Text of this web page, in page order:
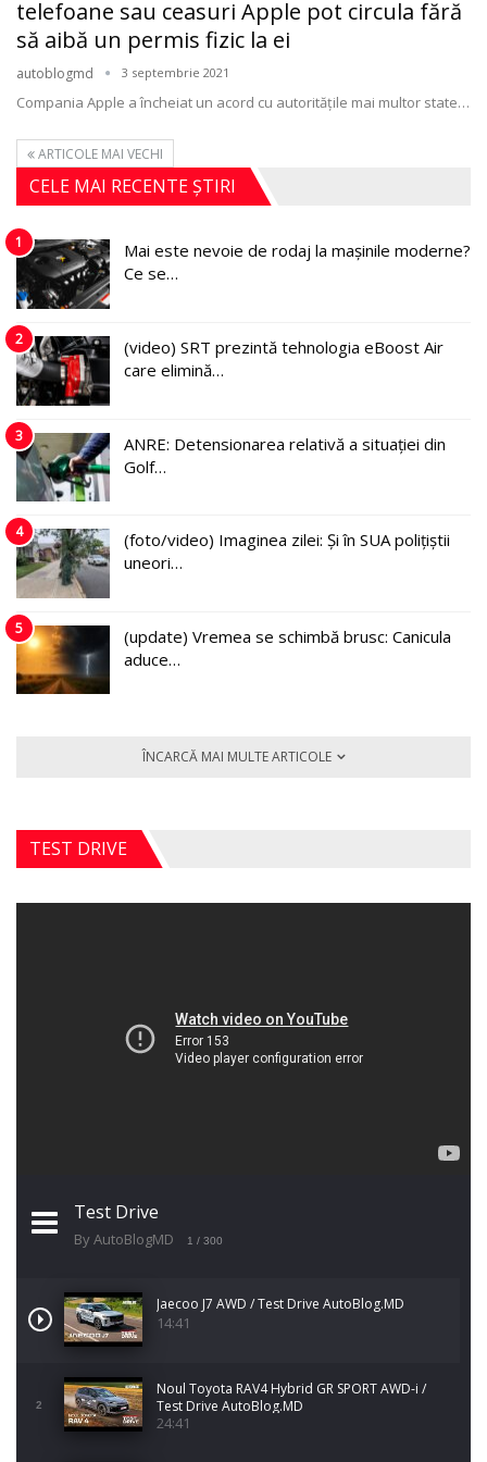
telefoane sau ceasuri Apple pot circula fără
să aibă un permis fizic la ei
autoblogmd 3 septembrie 2021
Compania Apple a încheiat un acord cu autoritățile mai multor state…
ARTICOLE MAI VECHI
CELE MAI RECENTE ȘTIRI
1
Mai este nevoie de rodaj la mașinile moderne?
Ce se…
2
(video) SRT prezintă tehnologia eBoost Air
care elimină…
3
ANRE: Detensionarea relativă a situației din
Golf…
4
(foto/video) Imaginea zilei: Și în SUA polițiștii
uneori…
5
(update) Vremea se schimbă brusc: Canicula
aduce…
ÎNCARCĂ MAI MULTE ARTICOLE
TEST DRIVE
Test Drive
By AutoBlogMD 1 / 300
Jaecoo J7 AWD / Test Drive AutoBlog.MD
14:41
2
Noul Toyota RAV4 Hybrid GR SPORT AWD-i /
Test Drive AutoBlog.MD
24:41